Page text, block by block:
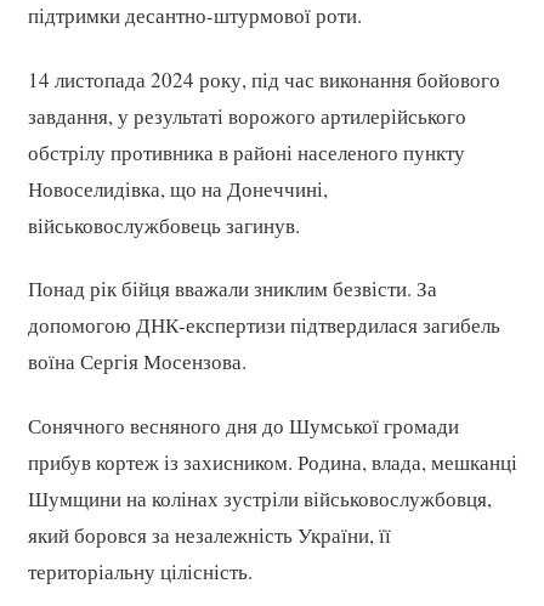
підтримки десантно-штурмової роти.
14 листопада 2024 року, під час виконання бойового
завдання, у результаті ворожого артилерійського
обстрілу противника в районі населеного пункту
Новоселидівка, що на Донеччині,
військовослужбовець загинув.
Понад рік бійця вважали зниклим безвісти. За
допомогою ДНК-експертизи підтвердилася загибель
воїна Сергія Мосензова.
Сонячного весняного дня до Шумської громади
прибув кортеж із захисником. Родина, влада, мешканці
Шумщини на колінах зустріли військовослужбовця,
який боровся за незалежність України, її
територіальну цілісність.